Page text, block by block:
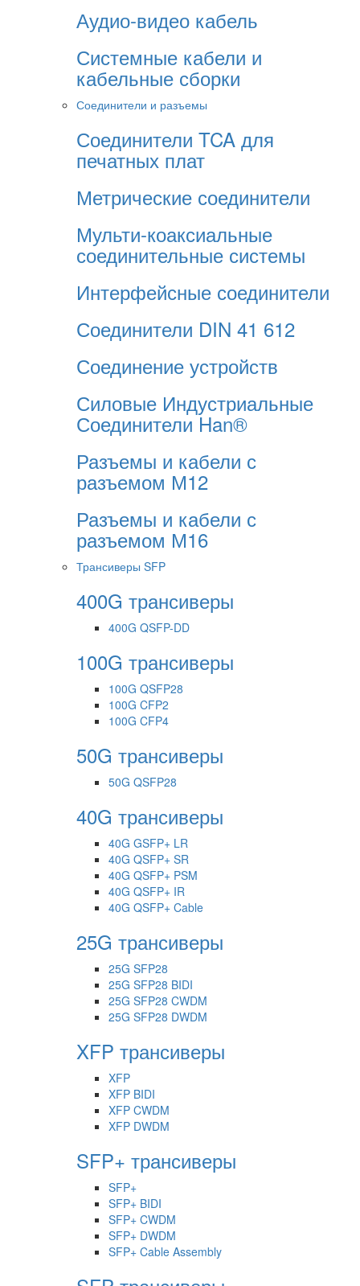
Аудио-видео кабель
Системные кабели и
кабельные сборки
Соединители и разъемы
Соединители TCA для
печатных плат
Метрические соединители
Мульти-коаксиальные
соединительные системы
Интерфейсные соединители
Соединители DIN 41 612
Соединение устройств
Силовые Индустриальные
Соединители Han®
Разъемы и кабели с
разъемом М12
Разъемы и кабели с
разъемом М16
Трансиверы SFP
400G трансиверы
400G QSFP-DD
100G трансиверы
100G QSFP28
100G CFP2
100G CFP4
50G трансиверы
50G QSFP28
40G трансиверы
40G GSFP+ LR
40G QSFP+ SR
40G QSFP+ PSM
40G QSFP+ IR
40G QSFP+ Cable
25G трансиверы
25G SFP28
25G SFP28 BIDI
25G SFP28 CWDM
25G SFP28 DWDM
XFP трансиверы
XFP
XFP BIDI
XFP CWDM
XFP DWDM
SFP+ трансиверы
SFP+
SFP+ BIDI
SFP+ CWDM
SFP+ DWDM
SFP+ Cable Assembly